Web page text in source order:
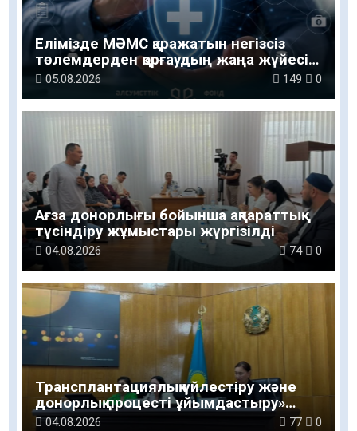
Елімізде МӘМС қаражатын негізсіз
төлемдерден қорғаудың жаңа жүйесі
құрылуда
05.08.2026 149 0
Ағза донорлығы бойынша ақпараттық-
түсіндіру жұмыстары жүргізілді
04.08.2026 74 0
Трансплантациялық үйлестіру және
донорлық процесті ұйымдастыру»
тақырыбында семинар өткізілді
04.08.2026 77 0